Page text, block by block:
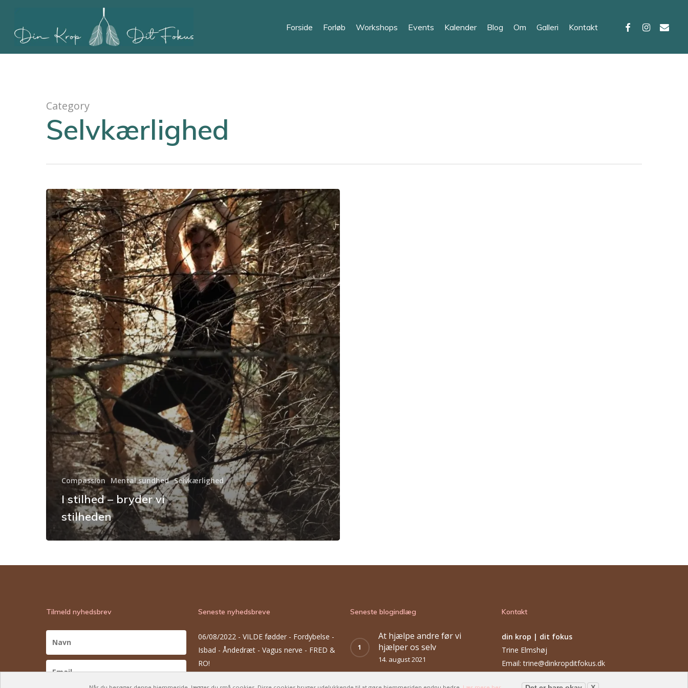
main
content
Forside Forløb Workshops Events Kalender Blog Om Galleri Kontakt facebookinstagram
email
Category
Selvkærlighed
Compassion Mental sundhed Selvkærlighed
I stilhed – bryder vi
stilheden
Tilmeld nyhedsbrev Seneste nyhedsbreve
06/08/2022 - VILDE fødder - Fordybelse -
Isbad - Åndedræt - Vagus nerve - FRED &
RO!
Seneste blogindlæg
At hjælpe andre før vi
hjælper os selv
14. august 2021
I stilhed – bryder vi stilheden
Kontakt
din krop | dit fokus
Trine Elmshøj
Email: trine@dinkropditfokus.dk